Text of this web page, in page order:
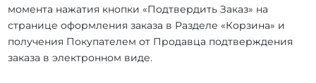
момента нажатия кнопки «Подтвердить Заказ» на
странице оформления заказа в Разделе «Корзина» и
получения Покупателем от Продавца подтверждения
заказа в электронном виде.